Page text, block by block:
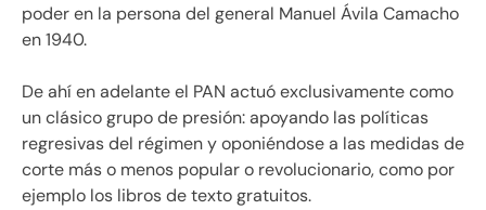
poder en la persona del general Manuel Ávila Camacho
en 1940.
De ahí en adelante el PAN actuó exclusivamente como
un clásico grupo de presión: apoyando las políticas
regresivas del régimen y oponiéndose a las medidas de
corte más o menos popular o revolucionario, como por
ejemplo los libros de texto gratuitos.